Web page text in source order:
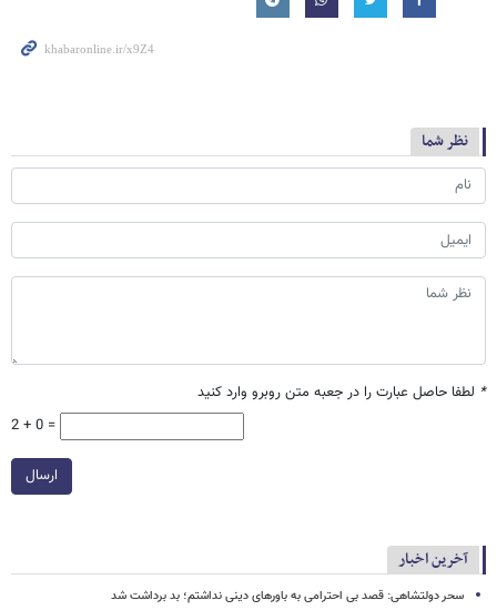
نظر شما
* لطفا حاصل عبارت را در جعبه متن روبرو وارد کنید
2 + 0 =
ارسال
آخرین اخبار
سحر دولتشاهی: قصد بی احترامی به باورهای دینی نداشتم؛ بد برداشت شد